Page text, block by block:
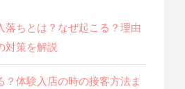
落ちとは？なぜ起こる？理由
対策を解説
？体験入店の時の接客方法ま